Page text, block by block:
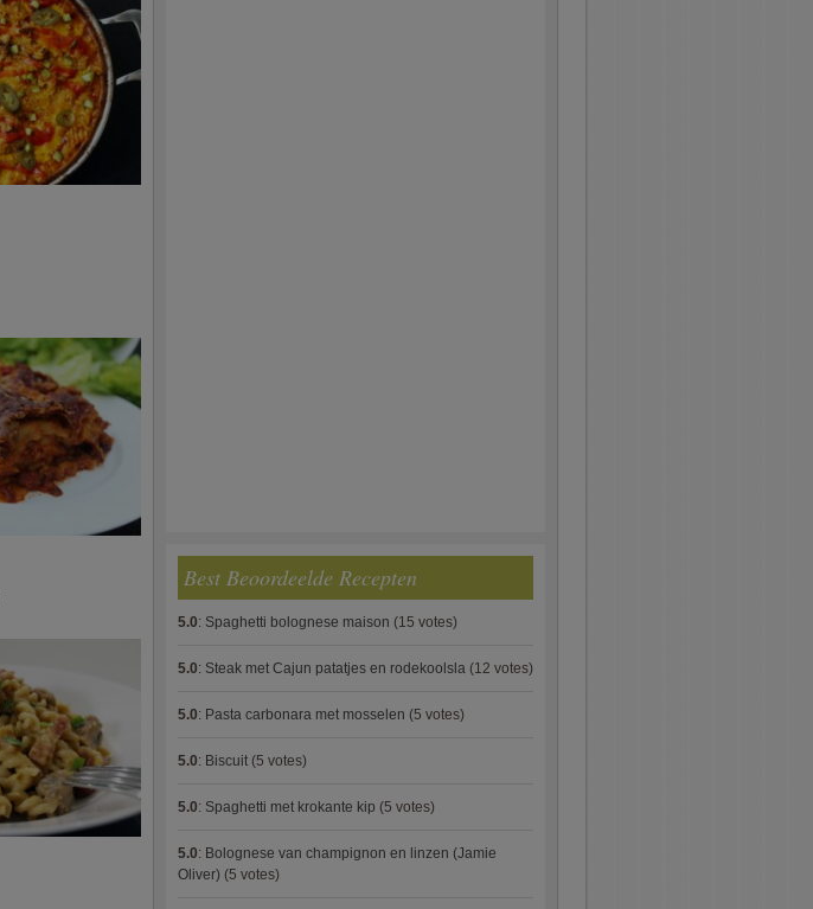
Best Beoordeelde Recepten
5.0: Spaghetti bolognese maison (15 votes)
5.0: Steak met Cajun patatjes en rodekoolsla (12 votes)
5.0: Pasta carbonara met mosselen (5 votes)
5.0: Biscuit (5 votes)
5.0: Spaghetti met krokante kip (5 votes)
5.0: Bolognese van champignon en linzen (Jamie
Oliver) (5 votes)